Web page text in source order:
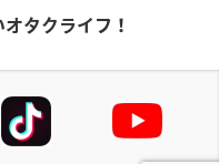
タクライフ！